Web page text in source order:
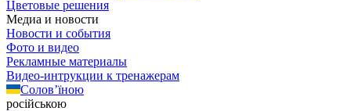
Цветовые решения
Медиа и новости
Новости и события
Фото и видео
Рекламные материалы
Видео-интрукции к тренажерам
Солов’їною
російською